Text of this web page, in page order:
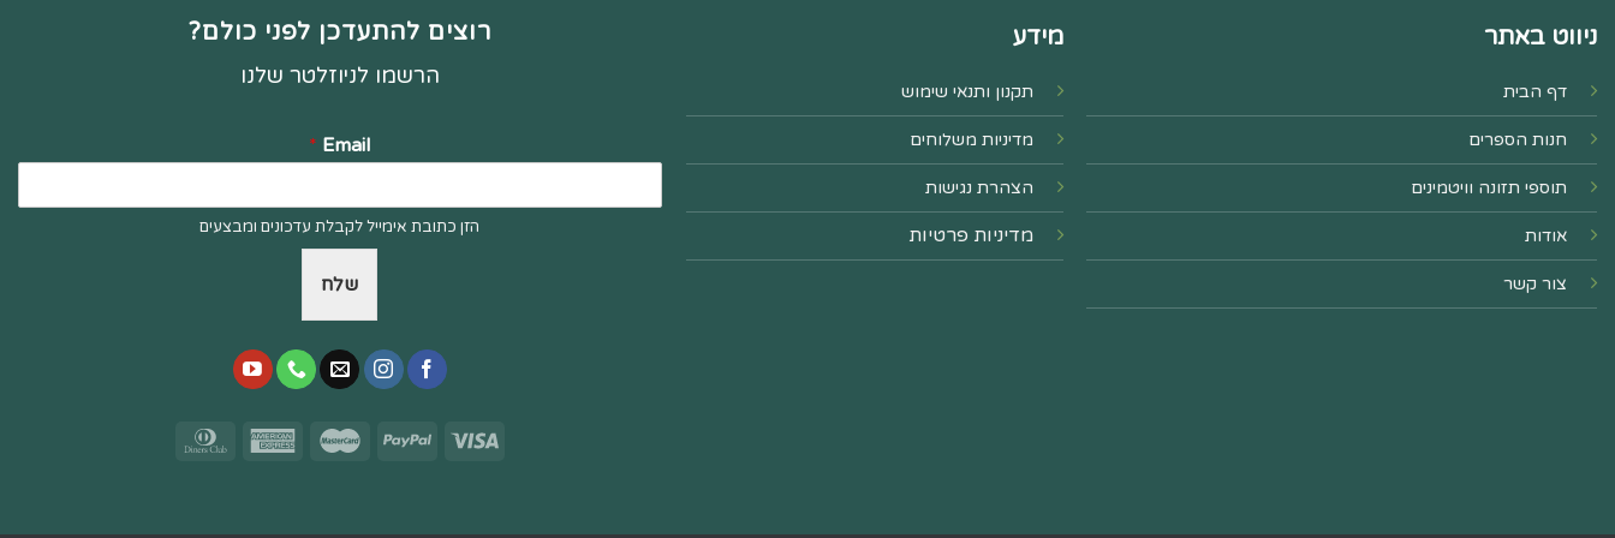
ניווט באתר
דף הבית
חנות הספרים
תוספי תזונה וויטמינים
אודות
צור קשר
מידע
תקנון ותנאי שימוש
מדיניות משלוחים
הצהרת נגישות
מדיניות פרטיות
רוצים להתעדכן לפני כולם?
הרשמו לניוזלטר שלנו
Email
*
הזן כתובת אימייל לקבלת עדכונים ומבצעים
שלח